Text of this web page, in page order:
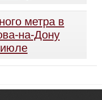
метра в
на-Дону